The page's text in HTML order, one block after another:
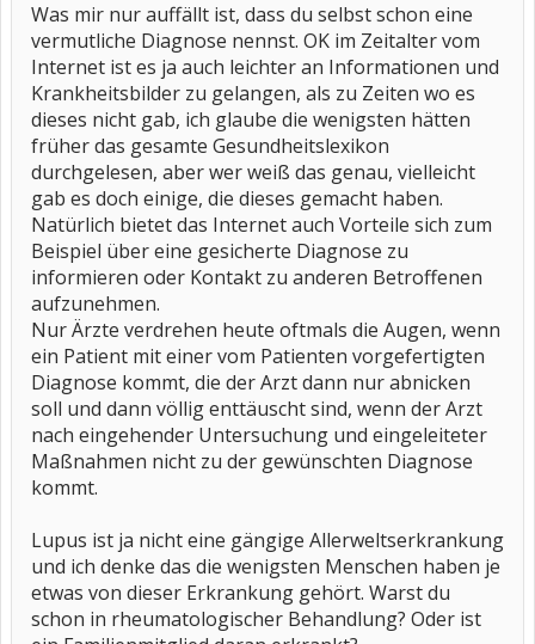
Was mir nur auffällt ist, dass du selbst schon eine
vermutliche Diagnose nennst. OK im Zeitalter vom
Internet ist es ja auch leichter an Informationen und
Krankheitsbilder zu gelangen, als zu Zeiten wo es
dieses nicht gab, ich glaube die wenigsten hätten
früher das gesamte Gesundheitslexikon
durchgelesen, aber wer weiß das genau, vielleicht
gab es doch einige, die dieses gemacht haben.
Natürlich bietet das Internet auch Vorteile sich zum
Beispiel über eine gesicherte Diagnose zu
informieren oder Kontakt zu anderen Betroffenen
aufzunehmen.
Nur Ärzte verdrehen heute oftmals die Augen, wenn
ein Patient mit einer vom Patienten vorgefertigten
Diagnose kommt, die der Arzt dann nur abnicken
soll und dann völlig enttäuscht sind, wenn der Arzt
nach eingehender Untersuchung und eingeleiteter
Maßnahmen nicht zu der gewünschten Diagnose
kommt.
Lupus ist ja nicht eine gängige Allerweltserkrankung
und ich denke das die wenigsten Menschen haben je
etwas von dieser Erkrankung gehört. Warst du
schon in rheumatologischer Behandlung? Oder ist